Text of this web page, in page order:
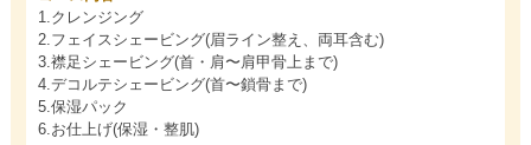
1.クレンジング
2.フェイスシェービング(眉ライン整え、両耳含む)
3.襟足シェービング(首・肩〜肩甲骨上まで)
4.デコルテシェービング(首〜鎖骨まで)
5.保湿パック
6.お仕上げ(保湿・整肌)